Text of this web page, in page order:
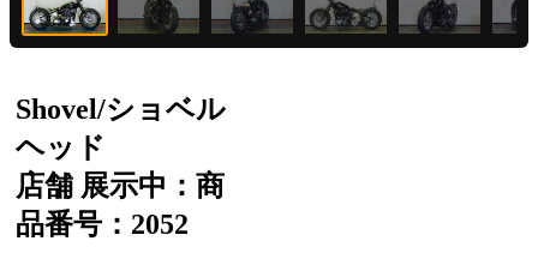
Shovel/ショベル
ヘッド
店舗 展示中：商
品番号：2052